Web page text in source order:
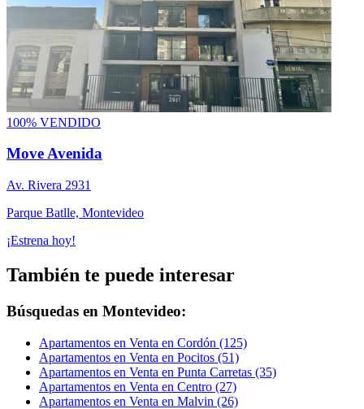
100% VENDIDO
Move Avenida
Av. Rivera 2931
Parque Batlle, Montevideo
¡Estrena hoy!
También te puede interesar
Búsquedas en Montevideo:
Apartamentos en Venta en Cordón (125)
Apartamentos en Venta en Pocitos (51)
Apartamentos en Venta en Punta Carretas (35)
Apartamentos en Venta en Centro (27)
Apartamentos en Venta en Malvin (26)